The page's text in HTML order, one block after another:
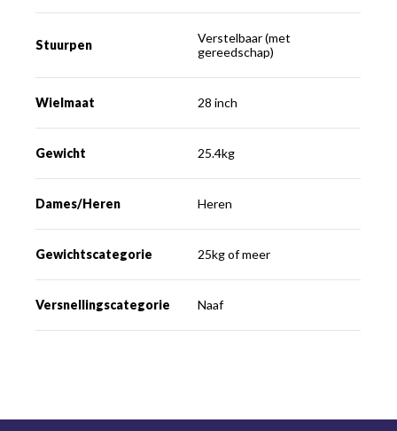
Stuurpen
Verstelbaar (met
gereedschap)
Wielmaat 28 inch
Gewicht 25.4kg
Dames/Heren Heren
Gewichtscategorie 25kg of meer
Versnellingscategorie Naaf